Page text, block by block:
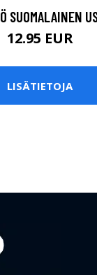
SUOMALAINEN
12.95 EUR
LISÄTIETOJA